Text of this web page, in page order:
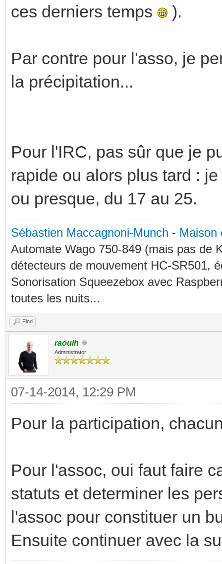
ces derniers temps
).
Par contre pour l'asso, je
la précipitation...
Pour l'IRC, pas sûr que je
rapide ou alors plus tard :
ou presque, du 17 au 25.
Sébastien Maccagnoni-Munch - Maison
Automate Wago 750-849 (mais pas de
détecteurs de mouvement HC-SR501,
Sonorisation Squeezebox avec
toutes les nuits...
Find
raoulh
Administrator
07-14-2014, 12:29 PM
Pour la participation,
Pour l'assoc, oui faut faire
statuts et determiner les
l'assoc pour constituer un
Ensuite continuer avec la